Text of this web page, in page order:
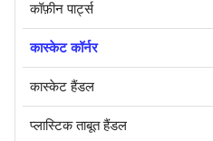
कॉफ़ीन पार्ट्स
कास्केट कॉर्नर
कास्केट हैंडल
प्लास्टिक ताबूत हैंडल